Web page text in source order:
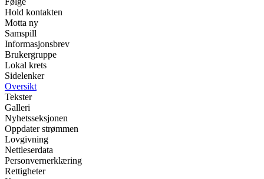
Hold kontakten
Motta ny
Samspill
Informasjonsbrev
Brukergruppe
Lokal krets
Sidelenker
Oversikt
Tekster
Galleri
Nyhetsseksjonen
Oppdater strømmen
Lovgivning
Nettleserdata
Personvernerklæring
Rettigheter